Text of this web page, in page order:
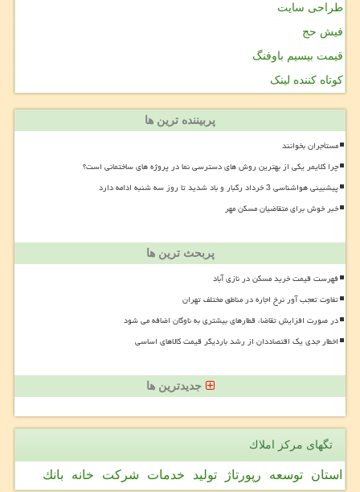
طراحی سایت
فیش حج
قیمت بیسیم باوفنگ
کوتاه کننده لینک
پربیننده ترین ها
مستأجران بخوانند
چرا کلایمر یکی از بهترین روش های دسترسی نما در پروژه های ساختمانی است؟
پیشبینی هواشناسی 3 خرداد رگبار و باد شدید تا روز سه شنبه ادامه دارد
خبر خوش برای متقاضیان مسکن مهر
پربحث ترین ها
فهرست قیمت خرید مسکن در نازی آباد
تفاوت تعجب آور نرخ اجاره در مناطق مختلف تهران
در صورت افزایش تقاضا، قطارهای بیشتری به ناوگان اضافه می شود
اخطار جدی یک اقتصاددان از رشد باردیگر قیمت کالاهای اساسی
جدیدترین ها
تگهای مركز املاك
استان توسعه رپورتاژ تولید خدمات شركت خانه بانك